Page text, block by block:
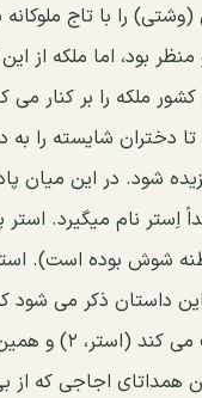
را با تاج ملوکانه
بود، اما ملکه از
تا دختران شایسته را
شود. در این میان
نام میگیرد. استر
شوش بوده است).
داستان ذکر می شود
سرایان بر ضد
بن همداتای اجاجی